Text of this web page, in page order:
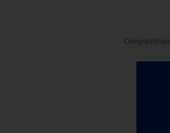
Compartilhar: